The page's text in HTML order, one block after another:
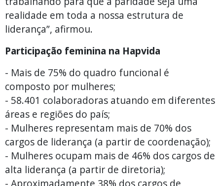
realidade em toda a nossa estrutura de
liderança”, afirmou.
Participação feminina na Hapvida
- Mais de 75% do quadro funcional é
composto por mulheres;
- 58.401 colaboradoras atuando em diferentes
áreas e regiões do país;
- Mulheres representam mais de 70% dos
cargos de liderança (a partir de coordenação);
- Mulheres ocupam mais de 46% dos cargos de
alta liderança (a partir de diretoria);
- Aproximadamente 38% dos cargos de